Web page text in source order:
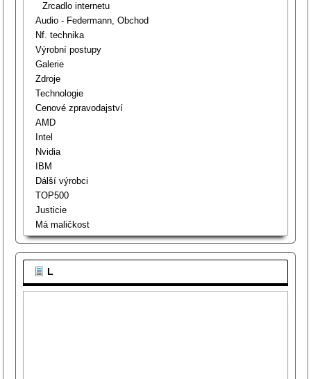
Zrcadlo internetu
Audio - Federmann, Obchod
Nf. technika
Výrobní postupy
Galerie
Zdroje
Technologie
Cenové zpravodajství
AMD
Intel
Nvidia
IBM
Dálší výrobci
TOP500
Justicie
Má maličkost
L